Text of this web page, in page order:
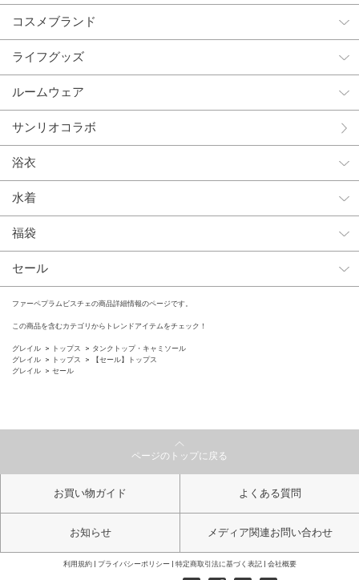
コスメブランド
ライフグッズ
ルームウェア
サンリオコラボ
浴衣
水着
福袋
セール
ファーペプラムビスチェの商品詳細情報のページです。
この商品を含むカテゴリからトレンドアイテムをチェック！
グレイル トップス
タンクトップ・キャミソール
グレイル
トップス
【セール】トップス
グレイル
セール
ページのトップに戻る
お買い物ガイド よくある質問
お知らせ メディア関連お問い合わせ
利用規約 プライバシーポリシー 特定商取引法に基づく表記 会社概要